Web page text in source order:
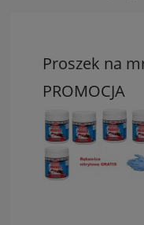
Proszek na
PROMOCJA